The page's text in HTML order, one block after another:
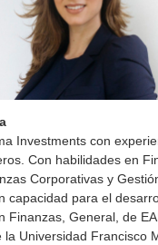
Investments con
Con habilidades en
Corporativas y
capacidad para el
Finanzas, General, de
la Universidad Francisco